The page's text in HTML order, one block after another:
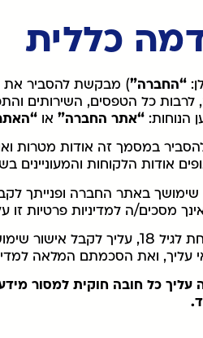
“החברה”) מבקשת להסביר את
לרבות כל הטפסים, השירותים
הנוחות:“אתר החברה” או
במסמך זה אודות מטרות
אודות הלקוחות והמעוניינים
שימושך באתר החברה ופנייתך
מסכים/ה למדיניות פרטיות
במידה והנך מתחת לגיל 18,
ואת הסכמתם המלאה
עליך כל חובה חוקית למסור